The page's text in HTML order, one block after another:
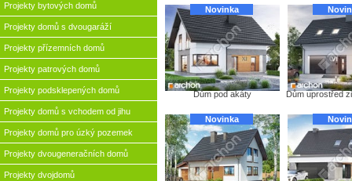
Projekty bytových domů
Projekty domů s dvougaráží
Projekty přízemních domů
Projekty patrových domů
Projekty podsklepených domů
Projekty domů s vchodem od jihu
Projekty domů pro úzký pozemek
Projekty dvougeneračních domů
Projekty dvojdomů
Novinka
Dům pod akáty Dům uprostřed
Novinka